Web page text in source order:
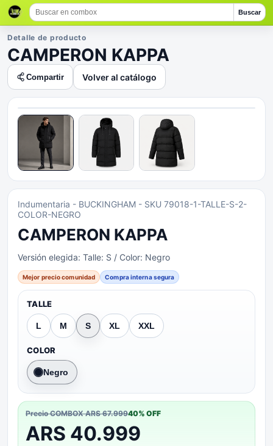
Buscar
Detalle de producto
CAMPERON KAPPA
Compartir Volver al catálogo
Indumentaria - BUCKINGHAM - SKU 79018-1-TALLE-S-2-
COLOR-NEGRO
CAMPERON KAPPA
Versión elegida: Talle: S / Color: Negro
Mejor precio comunidad Compra interna segura
TALLE
L M S XL XXL
COLOR
Negro
Precio COMBOXARS 67.99940% OFF
ARS 40.999